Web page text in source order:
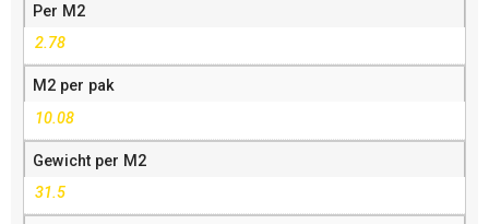
Per M2
2.78
M2 per pak
10.08
Gewicht per M2
31.5